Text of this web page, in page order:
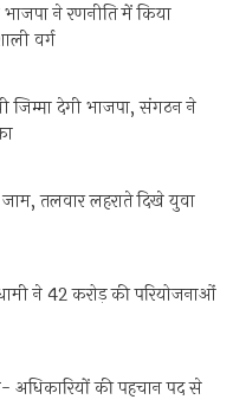
ने रणनीति में किया
वर्ग
जिम्मा देगी भाजपा, संगठन ने
तलवार लहराते दिखे युवा
ने 42 करोड़ की परियोजनाओं
अधिकारियों की पहचान पद से